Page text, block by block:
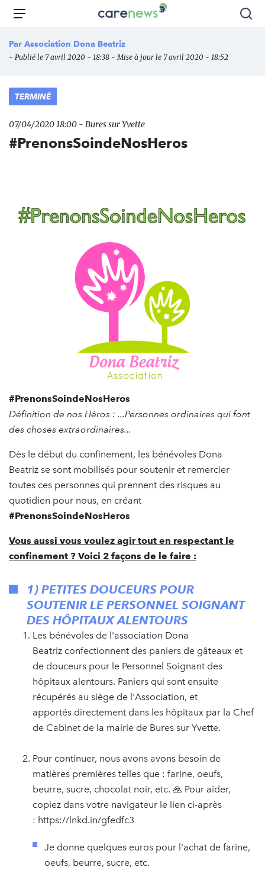
Aller
principal
Carenews,
média
des
Menu
Par Association Dona Beatriz
- Publié le 7 avril 2020 - 18:38 - Mise à jour le 7 avril 2020 - 18:52
TERMINÉ
07/04/2020 18:00 - Bures sur Yvette
#PrenonsSoindeNosHeros
#PrenonsSoindeNosHeros
Définition de nos Héros : ...Personnes ordinaires qui font
des choses extraordinaires...
Dès le début du confinement, les bénévoles Dona
Beatriz se sont mobilisés pour soutenir et remercier
toutes ces personnes qui prennent des risques au
quotidien pour nous, en créant
#PrenonsSoindeNosHeros
Vous aussi vous voulez agir tout en respectant le
confinement ? Voici 2 façons de le faire :
1) PETITES DOUCEURS POUR
SOUTENIR LE PERSONNEL SOIGNANT
DES HÔPITAUX ALENTOURS
Les bénévoles de l'association Dona
Beatriz confectionnent des paniers de gâteaux et
de douceurs pour le Personnel Soignant des
hôpitaux alentours. Paniers qui sont ensuite
récupérés au siège de l'Association, et
apportés directement dans les hôpitaux par la Chef
de Cabinet de la mairie de Bures sur Yvette.
Pour continuer, nous avons avons besoin de
matières premières telles que : farine, oeufs,
beurre, sucre, chocolat noir, etc. 🙏 Pour aider,
copiez dans votre navigateur le lien ci-après
: https://lnkd.in/gfedfc3
Je donne quelques euros pour l'achat de farine,
oeufs, beurre, sucre, etc.